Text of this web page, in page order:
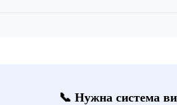
📞 Нужна система